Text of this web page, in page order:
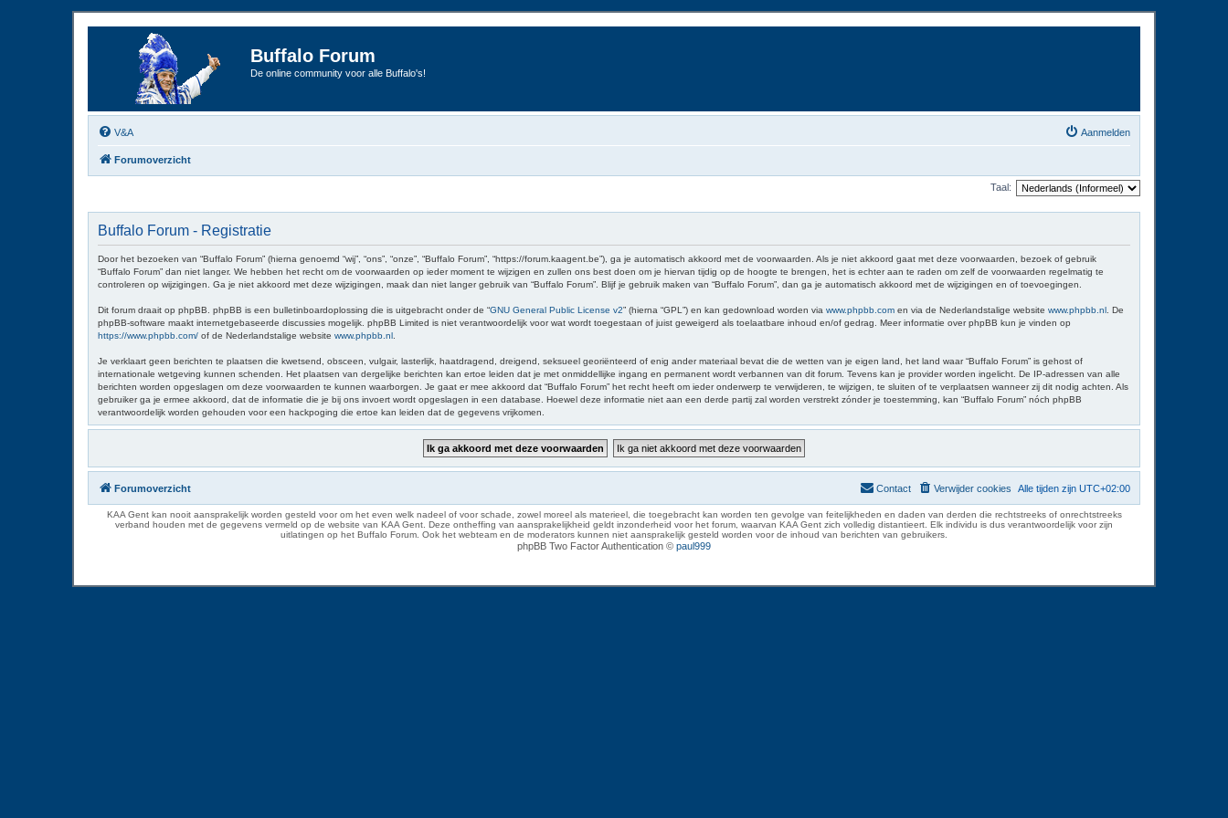
Buffalo Forum
De online community voor alle Buffalo's!
V&A Aanmelden
Forumoverzicht
Taal:
Buffalo Forum - Registratie
Door het bezoeken van “Buffalo Forum” (hierna genoemd “wij”, “ons”, “onze”, “Buffalo Forum”, “https://forum.kaagent.be”), ga je automatisch akkoord met de voorwaarden. Als je niet akkoord gaat met deze voorwaarden, bezoek of gebruik
“Buffalo Forum” dan niet langer. We hebben het recht om de voorwaarden op ieder moment te wijzigen en zullen ons best doen om je hiervan tijdig op de hoogte te brengen, het is echter aan te raden om zelf de voorwaarden regelmatig te
controleren op wijzigingen. Ga je niet akkoord met deze wijzigingen, maak dan niet langer gebruik van “Buffalo Forum”. Blijf je gebruik maken van “Buffalo Forum”, dan ga je automatisch akkoord met de wijzigingen en of toevoegingen.
Dit forum draait op phpBB. phpBB is een bulletinboardoplossing die is uitgebracht onder de “GNU General Public License v2” (hierna “GPL”) en kan gedownload worden via www.phpbb.com en via de Nederlandstalige website www.phpbb.nl . De
phpBB-software maakt internetgebaseerde discussies mogelijk. phpBB Limited is niet verantwoordelijk voor wat wordt toegestaan of juist geweigerd als toelaatbare inhoud en/of gedrag. Meer informatie over phpBB kun je vinden op
https://www.phpbb.com/ of de Nederlandstalige website www.phpbb.nl
Je verklaart geen berichten te plaatsen die kwetsend, obsceen, vulgair, lasterlijk, haatdragend, dreigend, seksueel georiënteerd of enig ander materiaal bevat die de wetten van je eigen land, het land waar “Buffalo Forum” is gehost of
internationale wetgeving kunnen schenden. Het plaatsen van dergelijke berichten kan ertoe leiden dat je met onmiddellijke ingang en permanent wordt verbannen van dit forum. Tevens kan je provider worden ingelicht. De IP-adressen van alle
berichten worden opgeslagen om deze voorwaarden te kunnen waarborgen. Je gaat er mee akkoord dat “Buffalo Forum” het recht heeft om ieder onderwerp te verwijderen, te wijzigen, te sluiten of te verplaatsen wanneer zij dit nodig achten. Als
gebruiker ga je ermee akkoord, dat de informatie die je bij ons invoert wordt opgeslagen in een database. Hoewel deze informatie niet aan een derde partij zal worden verstrekt zónder je toestemming, kan “Buffalo Forum” nóch phpBB
verantwoordelijk worden gehouden voor een hackpoging die ertoe kan leiden dat de gegevens vrijkomen.
Forumoverzicht Alle tijden zijn UTC+02:00
Verwijder cookies
Contact
KAA Gent kan nooit aansprakelijk worden gesteld voor om het even welk nadeel of voor schade, zowel moreel als materieel, die toegebracht kan worden ten gevolge van feitelijkheden en daden van derden die rechtstreeks of onrechtstreeks
verband houden met de gegevens vermeld op de website van KAA Gent. Deze ontheffing van aansprakelijkheid geldt inzonderheid voor het forum, waarvan KAA Gent zich volledig distantieert. Elk individu is dus verantwoordelijk voor zijn
uitlatingen op het Buffalo Forum. Ook het webteam en de moderators kunnen niet aansprakelijk gesteld worden voor de inhoud van berichten van gebruikers.
phpBB Two Factor Authentication © paul999